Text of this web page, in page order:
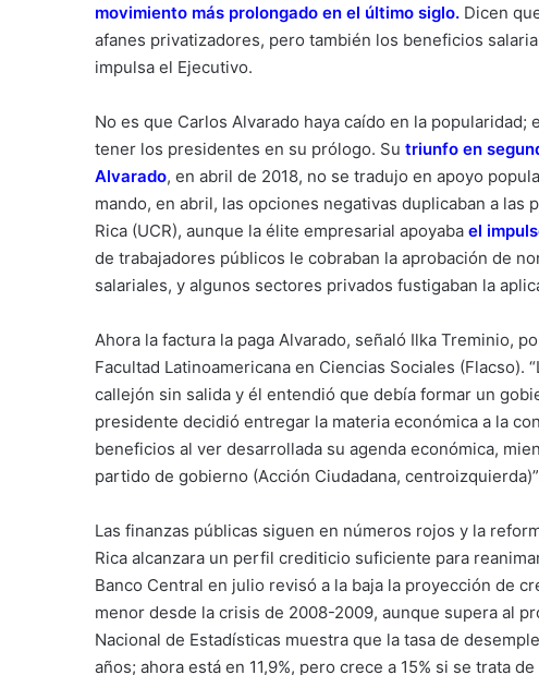
movimiento más prolongado en el último siglo. Dicen
afanes privatizadores, pero también los beneficios
impulsa el Ejecutivo.
No es que Carlos Alvarado haya caído en la popularidad;
tener los presidentes en su prólogo. Su triunfo en
Alvarado, en abril de 2018, no se tradujo en apoyo
mando, en abril, las opciones negativas duplicaban a
Rica (UCR), aunque la élite empresarial apoyaba el
de trabajadores públicos le cobraban la aprobación de
salariales, y algunos sectores privados fustigaban la
Ahora la factura la paga Alvarado, señaló Ilka Treminio,
Facultad Latinoamericana en Ciencias Sociales (Flacso).
callejón sin salida y él entendió que debía formar un
presidente decidió entregar la materia económica a la
beneficios al ver desarrollada su agenda económica,
partido de gobierno (Acción Ciudadana,
Las finanzas públicas siguen en números rojos y la
Rica alcanzara un perfil crediticio suficiente para
Banco Central en julio revisó a la baja la proyección de
menor desde la crisis de 2008-2009, aunque supera al
Nacional de Estadísticas muestra que la tasa de
años; ahora está en 11,9%, pero crece a 15% si se trata